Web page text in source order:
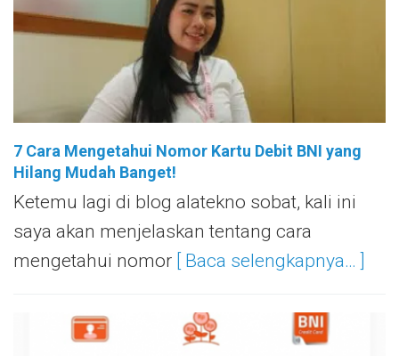
7 Cara Mengetahui Nomor Kartu Debit BNI yang
Hilang Mudah Banget!
Ketemu lagi di blog alatekno sobat, kali ini
saya akan menjelaskan tentang cara
mengetahui nomor [ Baca selengkapnya… ]